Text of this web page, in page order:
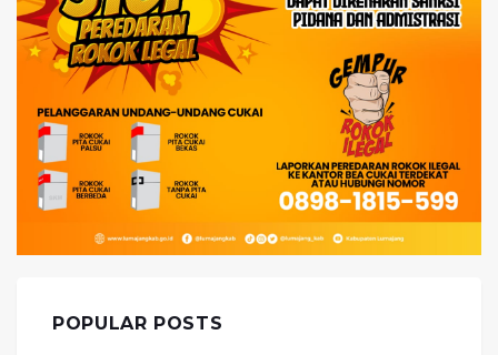
POPULAR POSTS